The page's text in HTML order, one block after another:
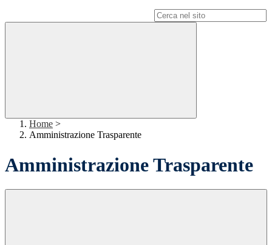
Home >
Amministrazione Trasparente
Amministrazione Trasparente